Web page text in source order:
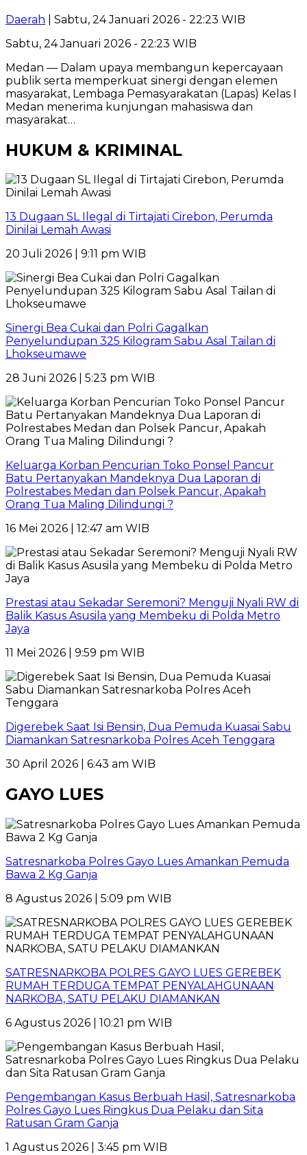
Daerah | Sabtu, 24 Januari 2026 - 22:23 WIB
Sabtu, 24 Januari 2026 - 22:23 WIB
Medan — Dalam upaya membangun kepercayaan
publik serta memperkuat sinergi dengan elemen
masyarakat, Lembaga Pemasyarakatan (Lapas) Kelas I
Medan menerima kunjungan mahasiswa dan
masyarakat…
HUKUM & KRIMINAL
13 Dugaan SL Ilegal di Tirtajati Cirebon, Perumda
Dinilai Lemah Awasi
20 Juli 2026 | 9:11 pm WIB
Sinergi Bea Cukai dan Polri Gagalkan
Penyelundupan 325 Kilogram Sabu Asal Tailan di
Lhokseumawe
28 Juni 2026 | 5:23 pm WIB
Keluarga Korban Pencurian Toko Ponsel Pancur
Batu Pertanyakan Mandeknya Dua Laporan di
Polrestabes Medan dan Polsek Pancur, Apakah
Orang Tua Maling Dilindungi ?
16 Mei 2026 | 12:47 am WIB
Prestasi atau Sekadar Seremoni? Menguji Nyali RW di
Balik Kasus Asusila yang Membeku di Polda Metro
Jaya
11 Mei 2026 | 9:59 pm WIB
Digerebek Saat Isi Bensin, Dua Pemuda Kuasai Sabu
Diamankan Satresnarkoba Polres Aceh Tenggara
30 April 2026 | 6:43 am WIB
GAYO LUES
Satresnarkoba Polres Gayo Lues Amankan Pemuda
Bawa 2 Kg Ganja
8 Agustus 2026 | 5:09 pm WIB
SATRESNARKOBA POLRES GAYO LUES GEREBEK
RUMAH TERDUGA TEMPAT PENYALAHGUNAAN
NARKOBA, SATU PELAKU DIAMANKAN
6 Agustus 2026 | 10:21 pm WIB
Pengembangan Kasus Berbuah Hasil, Satresnarkoba
Polres Gayo Lues Ringkus Dua Pelaku dan Sita
Ratusan Gram Ganja
1 Agustus 2026 | 3:45 pm WIB